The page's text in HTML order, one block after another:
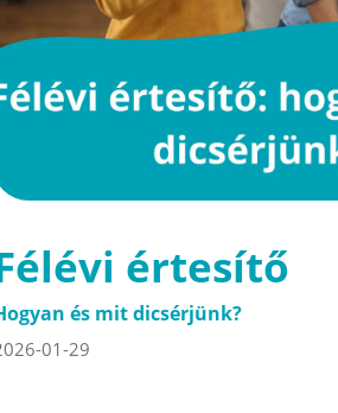
értesítő
és mit dicsérjünk?
01-29